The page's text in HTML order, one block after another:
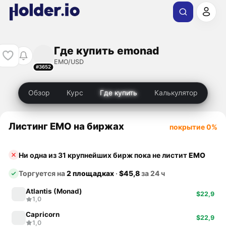
#3652
Где купить emonad
EMO/USD
Обзор Курс Где купить Калькулятор
Листинг EMO на биржах покрытие 0%
Ни одна из 31 крупнейших бирж пока не листитEMO
Торгуется на2 площадках ·$45,8за 24 ч
Atlantis (Monad)
1,0
$22,9
Capricorn
1,0
$22,9